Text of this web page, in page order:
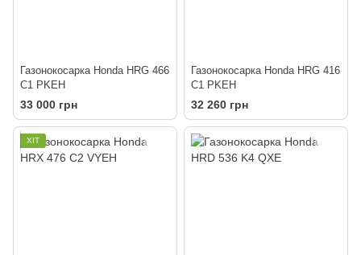
Газонокосарка Honda HRG 466
C1 PKEH
33 000 грн
Газонокосарка Honda HRG 416
C1 PKEH
32 260 грн
ХІТ